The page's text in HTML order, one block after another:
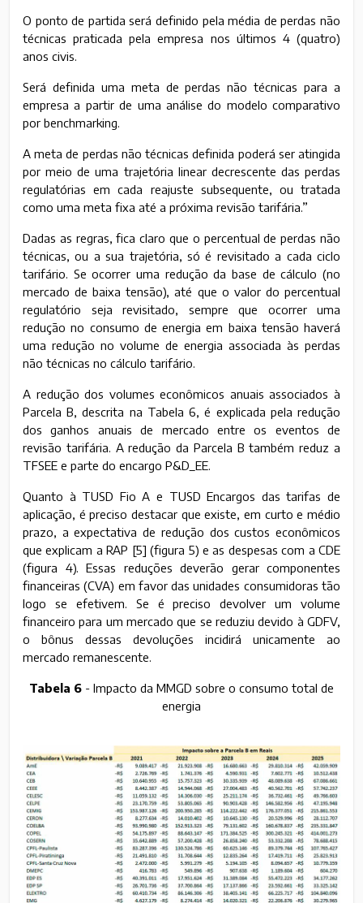
O ponto de partida será definido pela média de perdas não
técnicas praticada pela empresa nos últimos 4 (quatro)
anos civis.
Será definida uma meta de perdas não técnicas para a
empresa a partir de uma análise do modelo comparativo
por benchmarking.
A meta de perdas não técnicas definida poderá ser atingida
por meio de uma trajetória linear decrescente das perdas
regulatórias em cada reajuste subsequente, ou tratada
como uma meta fixa até a próxima revisão tarifária.”
Dadas as regras, fica claro que o percentual de perdas não
técnicas, ou a sua trajetória, só é revisitado a cada ciclo
tarifário. Se ocorrer uma redução da base de cálculo (no
mercado de baixa tensão), até que o valor do percentual
regulatório seja revisitado, sempre que ocorrer uma
redução no consumo de energia em baixa tensão haverá
uma redução no volume de energia associada às perdas
não técnicas no cálculo tarifário.
A redução dos volumes econômicos anuais associados à
Parcela B, descrita na Tabela 6, é explicada pela redução
dos ganhos anuais de mercado entre os eventos de
revisão tarifária. A redução da Parcela B também reduz a
TFSEE e parte do encargo P&D_EE.
Quanto à TUSD Fio A e TUSD Encargos das tarifas de
aplicação, é preciso destacar que existe, em curto e médio
prazo, a expectativa de redução dos custos econômicos
que explicam a RAP [5] (figura 5) e as despesas com a CDE
(figura 4). Essas reduções deverão gerar componentes
financeiras (CVA) em favor das unidades consumidoras tão
logo se efetivem. Se é preciso devolver um volume
financeiro para um mercado que se reduziu devido à GDFV,
o bônus dessas devoluções incidirá unicamente ao
mercado remanescente.
Tabela 6 - Impacto da MMGD sobre o consumo total de
energia